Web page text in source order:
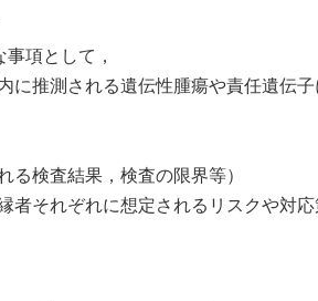
項として，
に推測される遺伝性腫瘍や責任遺伝
検査結果，検査の限界等）
者それぞれに想定されるリスクや対